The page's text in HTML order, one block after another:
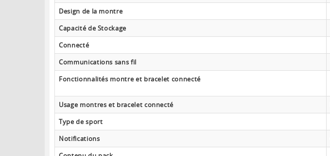
Design de la montre
Capacité de Stockage
Connecté
Communications sans fil
Fonctionnalités montre et bracelet connecté
Usage montres et bracelet connecté
Type de sport
Notifications